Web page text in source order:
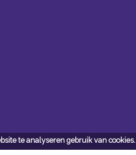
te analyseren gebruik van cookies.